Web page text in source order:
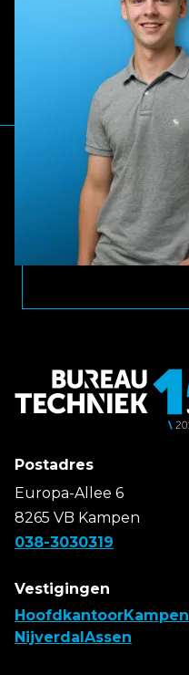
Postadres
Europa-Allee 6
8265 VB Kampen
038-3030319
Vestigingen
HoofdkantoorKampen
Nijverdal Assen